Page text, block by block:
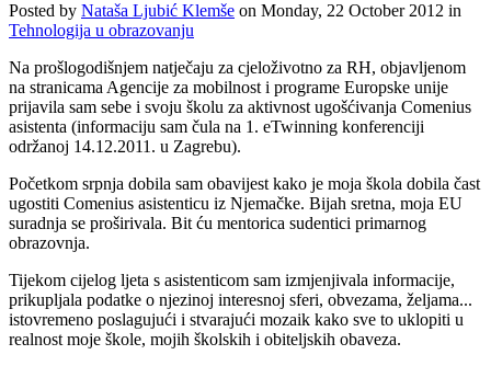
Posted by Nataša Ljubić Klemše on Monday, 22 October 2012 in
Tehnologija u obrazovanju
Na prošlogodišnjem natječaju za cjeloživotno za RH, objavljenom
na stranicama Agencije za mobilnost i programe Europske unije
prijavila sam sebe i svoju školu za aktivnost ugošćivanja Comenius
asistenta (informaciju sam čula na 1. eTwinning konferenciji
održanoj 14.12.2011. u Zagrebu).
Početkom srpnja dobila sam obavijest kako je moja škola dobila čast
ugostiti Comenius asistenticu iz Njemačke. Bijah sretna, moja EU
suradnja se proširivala. Bit ću mentorica sudentici primarnog
obrazovnja.
Tijekom cijelog ljeta s asistenticom sam izmjenjivala informacije,
prikupljala podatke o njezinoj interesnoj sferi, obvezama, željama...
istovremeno poslagujući i stvarajući mozaik kako sve to uklopiti u
realnost moje škole, mojih školskih i obiteljskih obaveza.